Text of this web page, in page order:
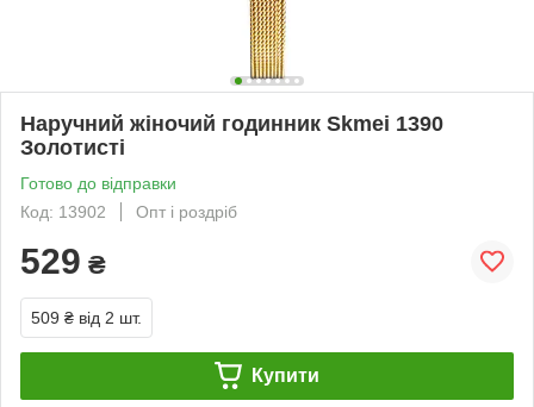
Наручний жіночий годинник Skmei 1390
Золотисті
Готово до відправки
Код: 13902
Опт і роздріб
529 ₴
509 ₴ від 2 шт.
Купити